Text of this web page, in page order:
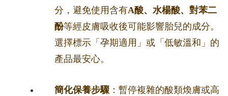
分，避免使用含有A酸、水楊酸、對苯二
酚等經皮膚吸收後可能影響胎兒的成分。
選擇標示「孕期適用」或「低敏溫和」的
產品最安心。
簡化保養步驟 ：暫停複雜的酸類煥膚或高